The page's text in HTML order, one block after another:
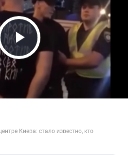
Play Video